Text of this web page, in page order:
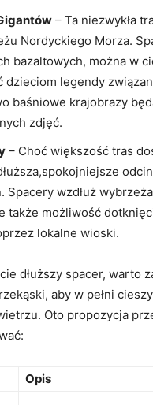
– Ta niezwykła
Nordyckiego Morza.
bazaltowych, można w
dzieciom legendy
baśniowe krajobrazy
zdjęć.
– Choć większość tras
Spacery wzdłuż
także możliwość
lokalne wioski.
dłuższy spacer, warto
aby w pełni
Oto propozycja
Opis